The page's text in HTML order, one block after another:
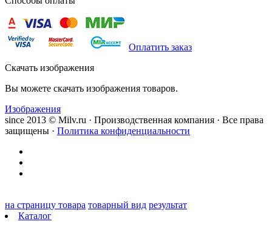
Оплатить заказ
Скачать изображения
Вы можете скачать изображения товаров.
Изображения
since 2013 © Milv.ru · Производственная компания · Все права
защищены · Политика конфиденциальности
на страницу товара товарный вид результат
Каталог